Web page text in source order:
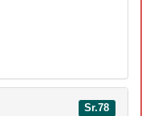
Sr.78